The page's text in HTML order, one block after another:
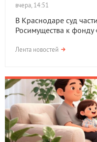
вчера, 14:51
В Краснодаре суд
Росимущества к
Лента новостей